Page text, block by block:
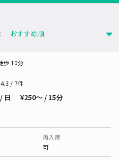
歩 10分
4.3 / 7件
/ 日 ¥250〜 / 15分
再入庫
可